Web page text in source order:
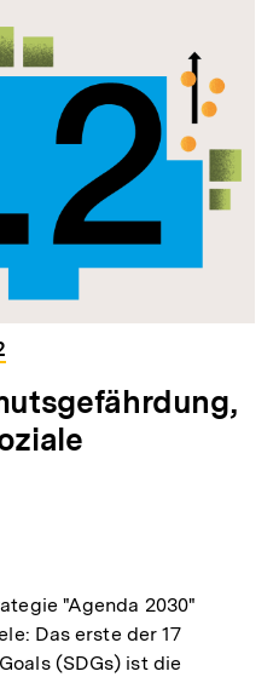
"Agenda 2030"
Das erste der 17
(SDGs) ist die